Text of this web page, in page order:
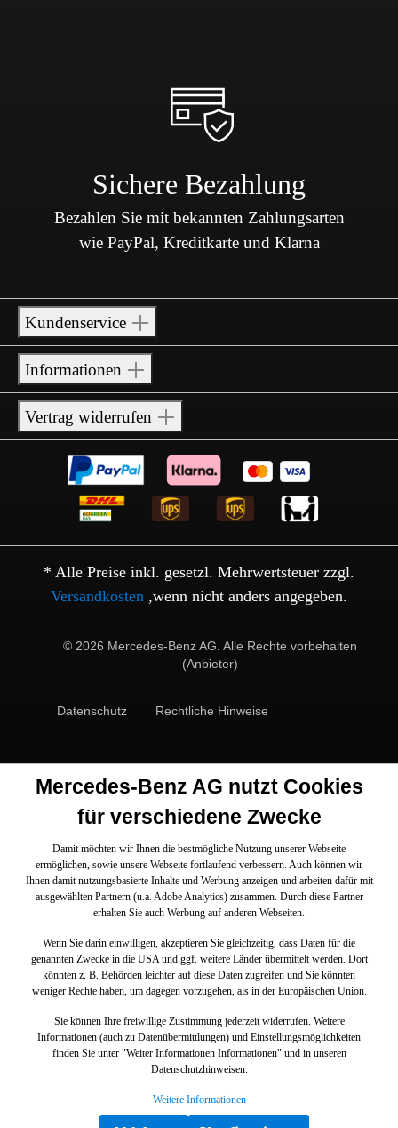
Sichere Bezahlung
Bezahlen Sie mit bekannten Zahlungsarten
wie PayPal, Kreditkarte und Klarna
Kundenservice
Informationen
Vertrag widerrufen
* Alle Preise inkl. gesetzl. Mehrwertsteuer zzgl.
Versandkosten ,wenn nicht anders angegeben.
© 2026 Mercedes-Benz AG. Alle Rechte vorbehalten
(Anbieter)
Datenschutz Rechtliche Hinweise
Mercedes-Benz AG nutzt Cookies
für verschiedene Zwecke
Damit möchten wir Ihnen die bestmögliche Nutzung unserer Webseite
ermöglichen, sowie unsere Webseite fortlaufend verbessern. Auch können wir
Ihnen damit nutzungsbasierte Inhalte und Werbung anzeigen und arbeiten dafür mit
ausgewählten Partnern (u.a. Adobe Analytics) zusammen. Durch diese Partner
erhalten Sie auch Werbung auf anderen Webseiten.
Wenn Sie darin einwilligen, akzeptieren Sie gleichzeitig, dass Daten für die
genannten Zwecke in die USA und ggf. weitere Länder übermittelt werden. Dort
könnten z. B. Behörden leichter auf diese Daten zugreifen und Sie könnten
weniger Rechte haben, um dagegen vorzugehen, als in der Europäischen Union.
Sie können Ihre freiwillige Zustimmung jederzeit widerrufen. Weitere
Informationen (auch zu Datenübermittlungen) und Einstellungsmöglichkeiten
finden Sie unter "Weiter Informationen Informationen" und in unseren
Datenschutzhinweisen.
Weitere Informationen